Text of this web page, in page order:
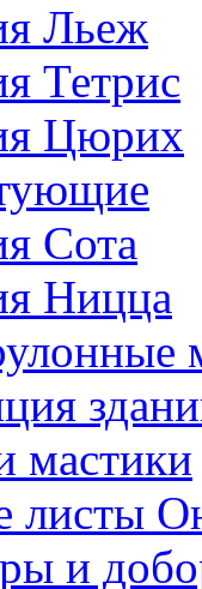
Льеж
Тетрис
Цюрих
Сота
Ницца
мастики
листы
и